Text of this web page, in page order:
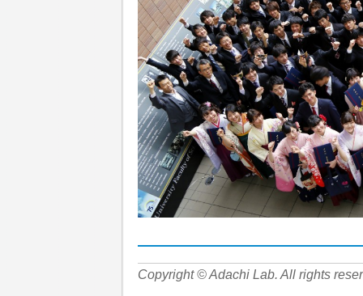
Copyright © Adachi Lab. All rights